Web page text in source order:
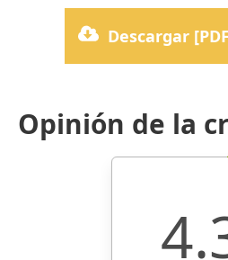
Descargar
Opinión de la